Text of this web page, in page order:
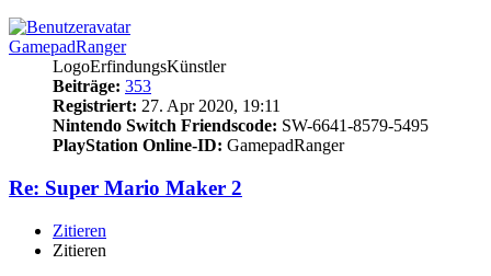
GamepadRanger
LogoErfindungsKünstler
Beiträge: 353
Registriert: 27. Apr 2020, 19:11
Nintendo Switch Friendscode: SW-6641-8579-5495
PlayStation Online-ID: GamepadRanger
Re: Super Mario Maker 2
Zitieren
Zitieren